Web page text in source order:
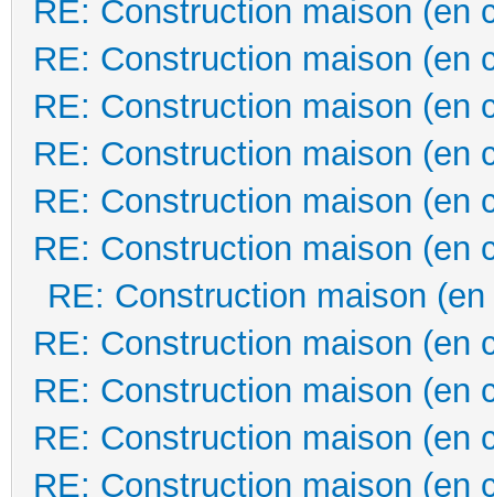
RE: Construction maison (en
RE: Construction maison (en
RE: Construction maison (en
RE: Construction maison (en
RE: Construction maison (en
RE: Construction maison (en
RE: Construction maison
RE: Construction maison (en
RE: Construction maison (en
RE: Construction maison (en
RE: Construction maison (en